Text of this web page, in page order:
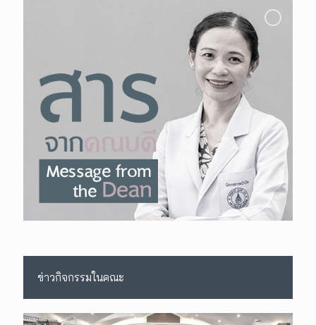
ข่าวกิจกรรมในคณะ